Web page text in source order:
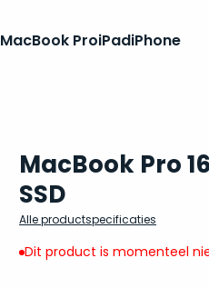
MacBook ProiPadiPhone
MacBook Pro
SSD
Alle productspecificaties
Dit product is momenteel